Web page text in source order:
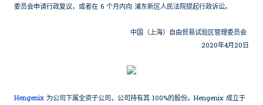
委员会申请行政复议，或者在 6 个月内向 浦东新区人民法院提起行政诉讼。
中国（上海）自由贸易试验区管理委员会
2020年4月20日
Hengenix 为公司下属全资子公司，公司持有其 100%的股份。Hengenix 成立于